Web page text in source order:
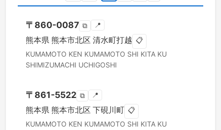
〒 860-0087 ⧉ 📍
熊本県 熊本市北区 清水町打越 📋
KUMAMOTO KEN KUMAMOTO SHI KITA KU
SHIMIZUMACHI UCHIGOSHI
〒 861-5522 ⧉ 📍
熊本県 熊本市北区 下硯川町 📋
KUMAMOTO KEN KUMAMOTO SHI KITA KU